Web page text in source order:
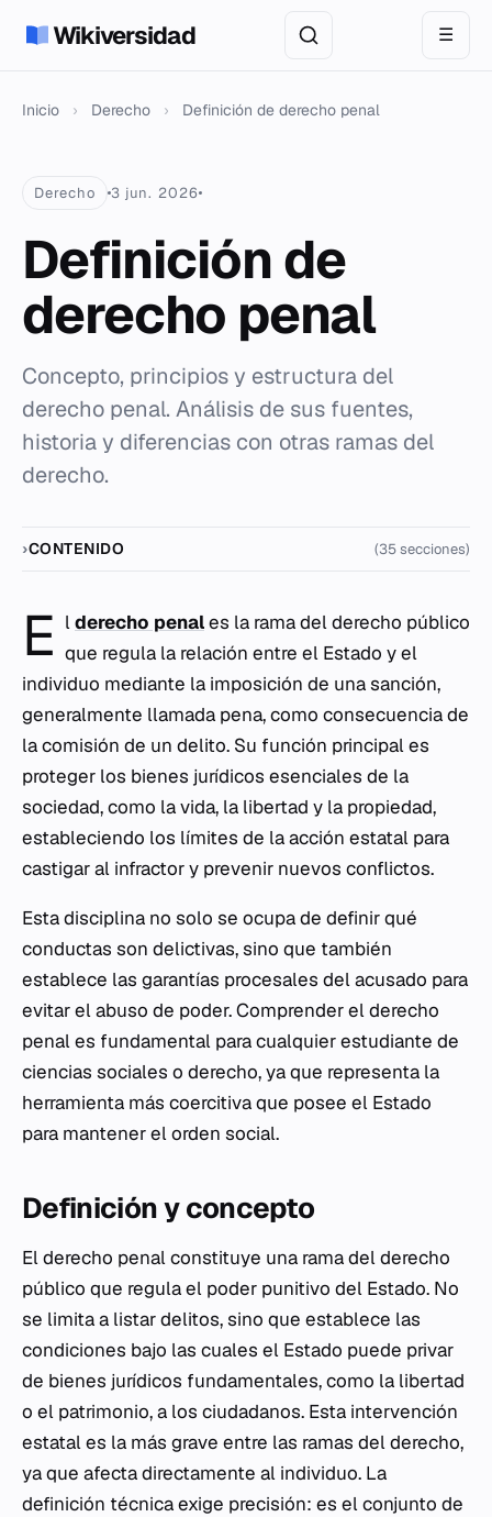
Wikiversidad ☰
Inicio › Derecho › Definición de derecho penal
Derecho 3 jun. 2026
Definición de
derecho penal
Concepto, principios y estructura del
derecho penal. Análisis de sus fuentes,
historia y diferencias con otras ramas del
derecho.
CONTENIDO (35 secciones)
E lderecho penales la rama del derecho público
que regula la relación entre el Estado y el
individuo mediante la imposición de una sanción,
generalmente llamada pena, como consecuencia de
la comisión de un delito. Su función principal es
proteger los bienes jurídicos esenciales de la
sociedad, como la vida, la libertad y la propiedad,
estableciendo los límites de la acción estatal para
castigar al infractor y prevenir nuevos conflictos.
Esta disciplina no solo se ocupa de definir qué
conductas son delictivas, sino que también
establece las garantías procesales del acusado para
evitar el abuso de poder. Comprender el derecho
penal es fundamental para cualquier estudiante de
ciencias sociales o derecho, ya que representa la
herramienta más coercitiva que posee el Estado
para mantener el orden social.
Definición y concepto
El derecho penal constituye una rama del derecho
público que regula el poder punitivo del Estado. No
se limita a listar delitos, sino que establece las
condiciones bajo las cuales el Estado puede privar
de bienes jurídicos fundamentales, como la libertad
o el patrimonio, a los ciudadanos. Esta intervención
estatal es la más grave entre las ramas del derecho,
ya que afecta directamente al individuo. La
definición técnica exige precisión: es el conjunto de